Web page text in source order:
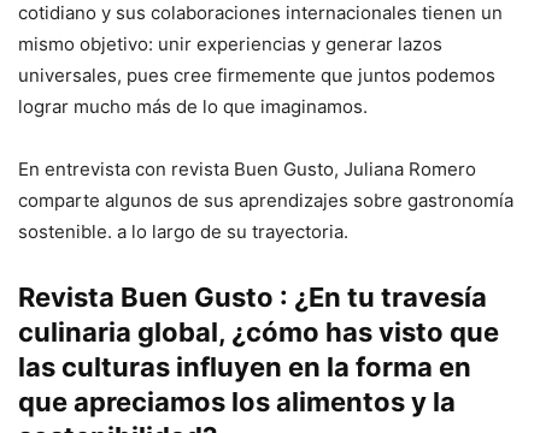
cotidiano y sus colaboraciones internacionales tienen un
mismo objetivo: unir experiencias y generar lazos
universales, pues cree firmemente que juntos podemos
lograr mucho más de lo que imaginamos.
En entrevista con revista Buen Gusto, Juliana Romero
comparte algunos de sus aprendizajes sobre gastronomía
sostenible. a lo largo de su trayectoria.
Revista Buen Gusto : ¿En tu travesía
culinaria global, ¿cómo has visto que
las culturas influyen en la forma en
que apreciamos los alimentos y la